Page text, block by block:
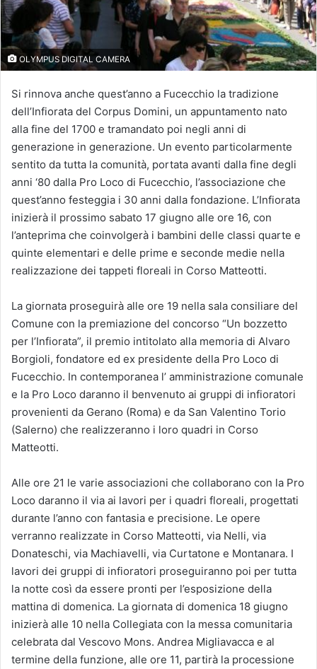
OLYMPUS DIGITAL CAMERA
Si rinnova anche quest’anno a Fucecchio la tradizione
dell’Infiorata del Corpus Domini, un appuntamento nato
alla fine del 1700 e tramandato poi negli anni di
generazione in generazione. Un evento particolarmente
sentito da tutta la comunità, portata avanti dalla fine degli
anni ‘80 dalla Pro Loco di Fucecchio, l’associazione che
quest’anno festeggia i 30 anni dalla fondazione. L’Infiorata
inizierà il prossimo sabato 17 giugno alle ore 16, con
l’anteprima che coinvolgerà i bambini delle classi quarte e
quinte elementari e delle prime e seconde medie nella
realizzazione dei tappeti floreali in Corso Matteotti.
La giornata proseguirà alle ore 19 nella sala consiliare del
Comune con la premiazione del concorso “Un bozzetto
per l’Infiorata”, il premio intitolato alla memoria di Alvaro
Borgioli, fondatore ed ex presidente della Pro Loco di
Fucecchio. In contemporanea l’ amministrazione comunale
e la Pro Loco daranno il benvenuto ai gruppi di infioratori
provenienti da Gerano (Roma) e da San Valentino Torio
(Salerno) che realizzeranno i loro quadri in Corso
Matteotti.
Alle ore 21 le varie associazioni che collaborano con la Pro
Loco daranno il via ai lavori per i quadri floreali, progettati
durante l’anno con fantasia e precisione. Le opere
verranno realizzate in Corso Matteotti, via Nelli, via
Donateschi, via Machiavelli, via Curtatone e Montanara. I
lavori dei gruppi di infioratori proseguiranno poi per tutta
la notte così da essere pronti per l’esposizione della
mattina di domenica. La giornata di domenica 18 giugno
inizierà alle 10 nella Collegiata con la messa comunitaria
celebrata dal Vescovo Mons. Andrea Migliavacca e al
termine della funzione, alle ore 11, partirà la processione